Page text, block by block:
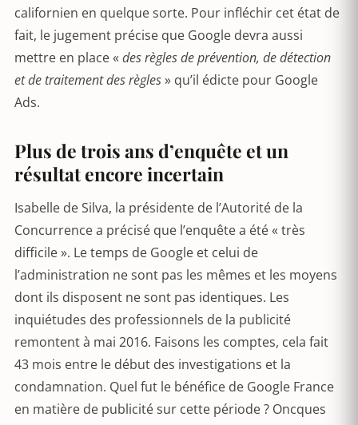
californien en quelque sorte. Pour infléchir cet état de
fait, le jugement précise que Google devra aussi
mettre en place « des règles de prévention, de détection
et de traitement des règles» qu’il édicte pour Google
Ads.
Plus de trois ans d’enquête et un
résultat encore incertain
Isabelle de Silva, la présidente de l’Autorité de la
Concurrence a précisé que l’enquête a été « très
difficile ». Le temps de Google et celui de
l’administration ne sont pas les mêmes et les moyens
dont ils disposent ne sont pas identiques. Les
inquiétudes des professionnels de la publicité
remontent à mai 2016. Faisons les comptes, cela fait
43 mois entre le début des investigations et la
condamnation. Quel fut le bénéfice de Google France
en matière de publicité sur cette période ? Oncques